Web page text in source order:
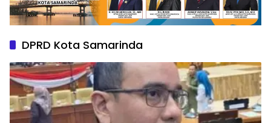
DPRD Kota Samarinda